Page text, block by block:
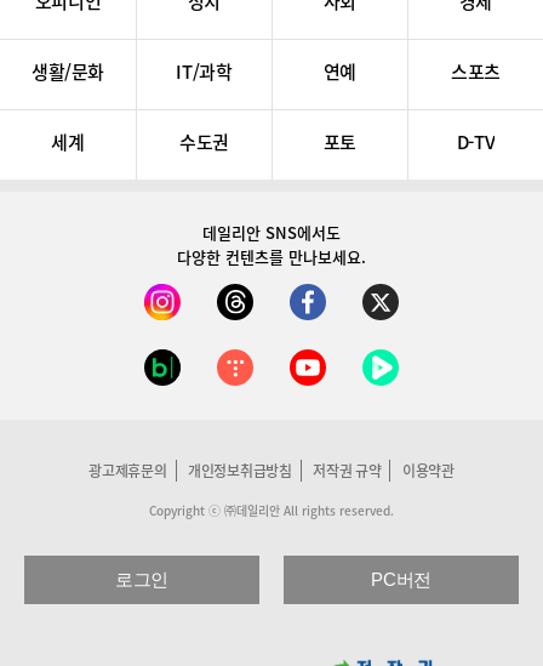
생활/문화 IT/과학 연예 스포츠
세계 수도권 포토 D-TV
데일리안 SNS에서도
다양한 컨텐츠를 만나보세요.
광고제휴문의 개인정보취급방침 저작권 규약 이용약관
Copyright ⓒ ㈜데일리안 All rights reserved.
로그인 PC버전